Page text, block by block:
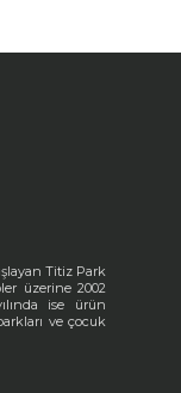
Titiz Park
üzerine 2002
ise ürün
ve çocuk